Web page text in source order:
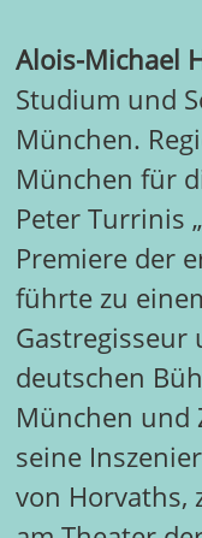
Alois-Michael
Studium und
München.
München für
Peter Turrinis
Premiere der
führte zu
Gastregisseur
deutschen
München und
seine
von Horvaths,